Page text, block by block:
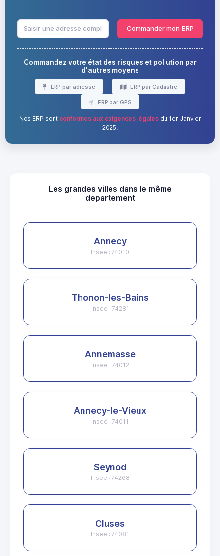
Commander mon ERP
Commandez votre état des risques et pollution par
d'autres moyens
ERP par adresse ERP par Cadastre
ERP par GPS
Nos ERP sont conformes aux exigences légalesdu 1er Janvier
2025.
Les grandes villes dans le même
departement
Annecy
Insee : 74010
Thonon-les-Bains
Insee : 74281
Annemasse
Insee : 74012
Annecy-le-Vieux
Insee : 74011
Seynod
Insee : 74268
Cluses
Insee : 74081